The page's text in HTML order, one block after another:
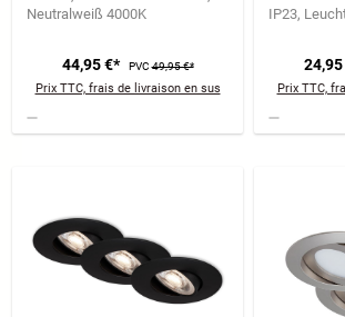
Neutralweiß 4000K
44,95 €* PVC49,95 €*
Prix TTC, frais de livraison en sus
IP23
Prix TTC,